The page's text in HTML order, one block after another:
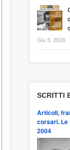
Giu 5, 2026
SCRITTI
Articoli,
corsari. Le
2004